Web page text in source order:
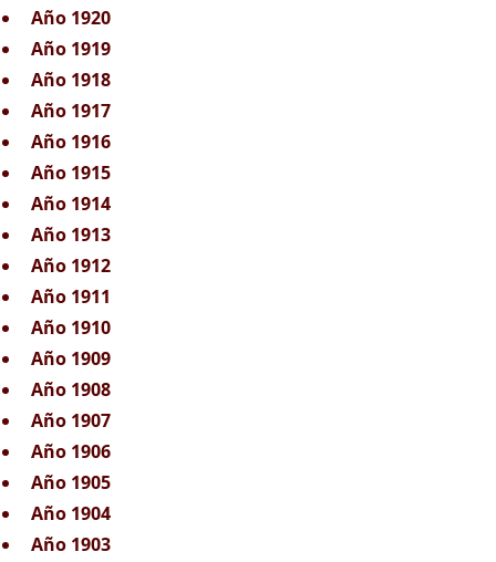
Año 1920
Año 1919
Año 1918
Año 1917
Año 1916
Año 1915
Año 1914
Año 1913
Año 1912
Año 1911
Año 1910
Año 1909
Año 1908
Año 1907
Año 1906
Año 1905
Año 1904
Año 1903